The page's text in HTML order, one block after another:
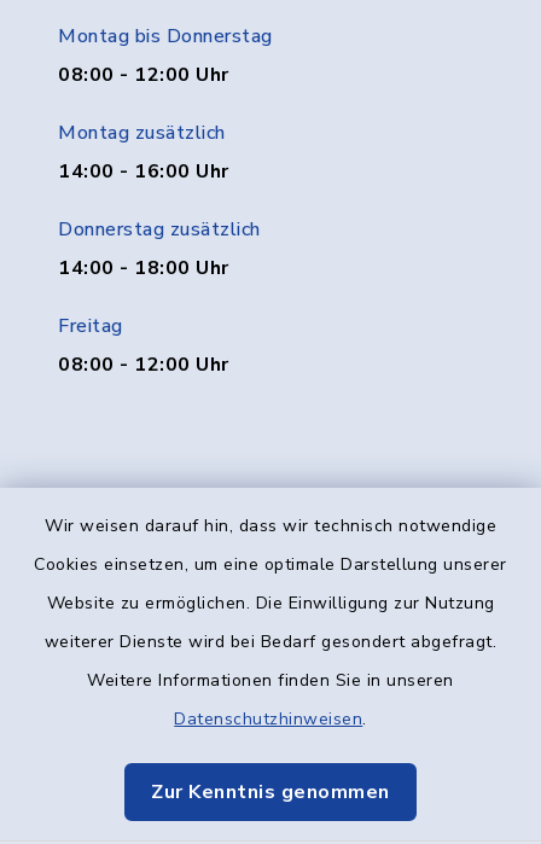
Wir weisen darauf hin, dass wir technisch notwendige
Cookies einsetzen, um eine optimale Darstellung unserer
Website zu ermöglichen. Die Einwilligung zur Nutzung
weiterer Dienste wird bei Bedarf gesondert abgefragt.
Weitere Informationen finden Sie in unseren
Datenschutzhinweisen.
Zur Kenntnis genommen
Montag bis Donnerstag
08:00 - 12:00 Uhr
Montag zusätzlich
14:00 - 16:00 Uhr
Donnerstag zusätzlich
14:00 - 18:00 Uhr
Freitag
08:00 - 12:00 Uhr
Kontakt
Datenschutz
Elektronische Kommunikation